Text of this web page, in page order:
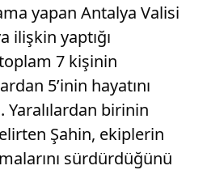
yapan Antalya Valisi
ilişkin yaptığı
7 kişinin
5’inin hayatını
birinin
Şahin, ekiplerin
sürdürdüğünü